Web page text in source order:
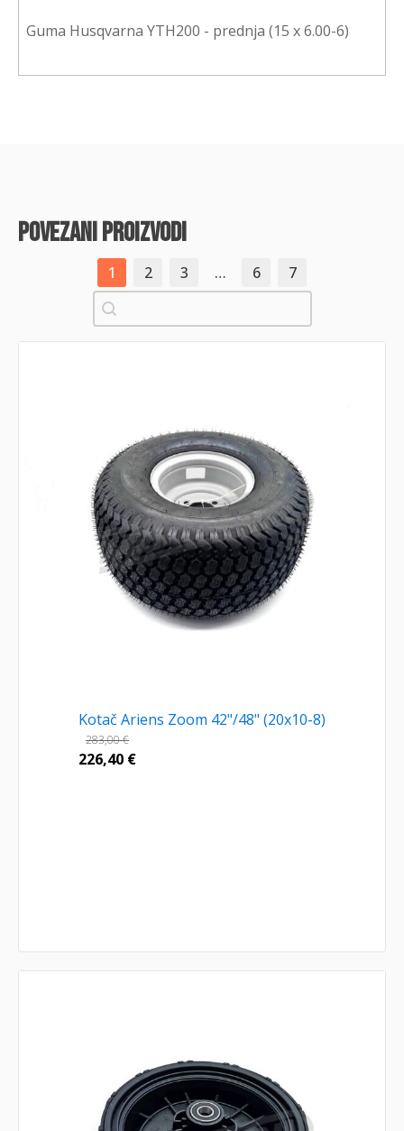
Guma Husqvarna YTH200 - prednja (15 x 6.00-6)
povezani proizvodi
1 2 3 … 6
7
Pretraži
Kotač Ariens Zoom 42"/48" (20x10-8)
283,00€
226,40 €